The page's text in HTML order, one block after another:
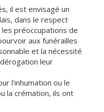
il est envisagé un
dans le respect
préoccupations de
aux funérailles
et la nécessité
leur
l'inhumation ou le
la crémation, ils ont